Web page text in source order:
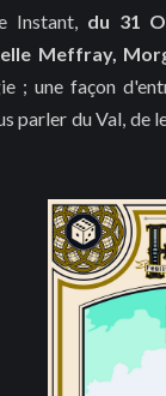
Instant, du 31
Meffray,
; une façon
parler du Val, de